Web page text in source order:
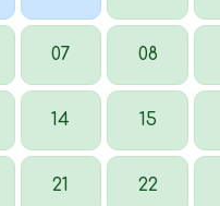
07 08
14 15
21 22